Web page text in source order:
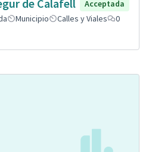
de Calafell
Acceptada
Municipio Calles y Viales
0